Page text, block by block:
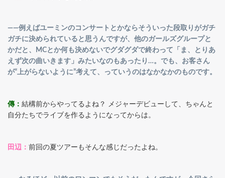
――例えばユーミンのコンサートとかならそういった段取りがガチ
ガチに決められていると思うんですが、他のガールズグループと
かだと、MCとか何も決めないでグダグダで終わって「ま、とりあ
えず次の曲いきます」みたいなのもあったり…。でも、お客さん
が“上がらないように”考えて、っていうのはなかなかのものです。
傳： 結構前からやってるよね？ メジャーデビューして、ちゃんと
自分たちでライブを作るようになってからは。
田辺： 前回の夏ツアーもそんな感じだったよね。